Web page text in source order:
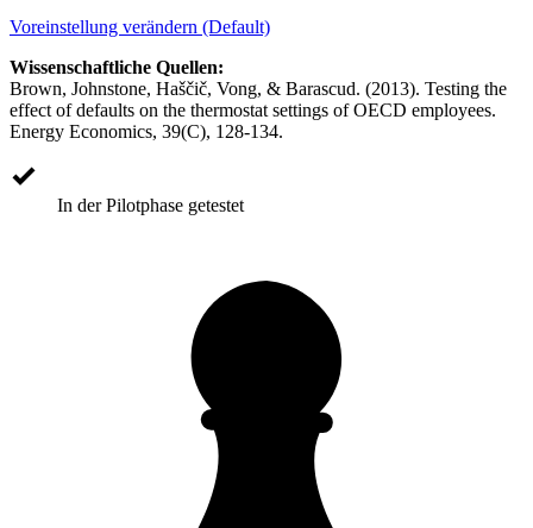
Voreinstellung verändern (Default)
Wissenschaftliche Quellen:
Brown, Johnstone, Haščič, Vong, & Barascud. (2013). Testing the
effect of defaults on the thermostat settings of OECD employees.
Energy Economics, 39(C), 128-134.
In der Pilotphase getestet